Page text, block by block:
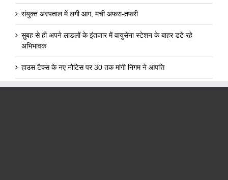
संयुक्त अस्पताल में लगी आग, मची अफरा-तफरी
सुबह से ही अपने लाडलों के इंतजार में वायुसेना स्टेशन के बाहर डटे रहे
अभिभावक
हाउस टैक्स के नए नोटिस पर 30 तक मांगी निगम ने आपत्ति